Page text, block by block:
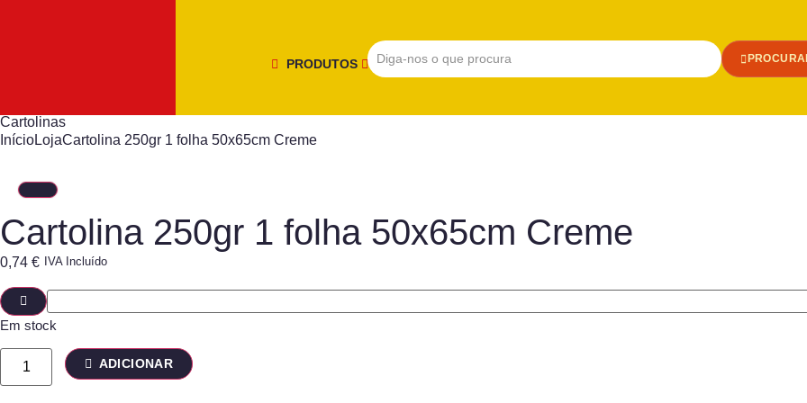
PRODUTOS
Cartolinas
InícioLojaCartolina 250gr 1 folha 50x65cm Creme
Cartolina 250gr 1 folha 50x65cm Creme
0,74 € IVA Incluído
Em stock
ADICIONAR